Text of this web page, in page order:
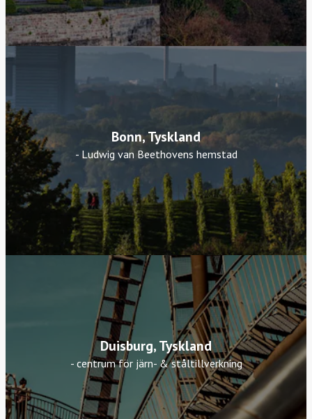
Bonn, Tyskland
- Ludwig van Beethovens hemstad
Duisburg, Tyskland
- centrum för järn- & ståltillverkning